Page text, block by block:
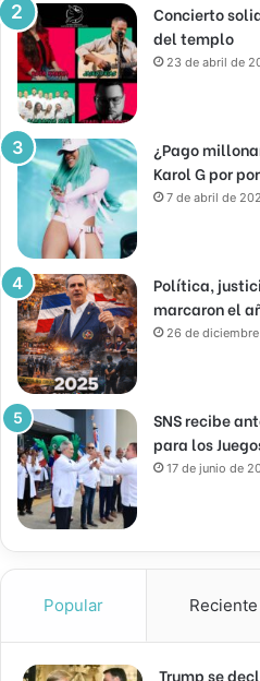
Concierto
del templo
23 de abril de
¿Pago
Karol G por
7 de abril de
Política,
marcaron el
26 de
SNS recibe
para los
17 de junio de
Popular Reciente
Trump se